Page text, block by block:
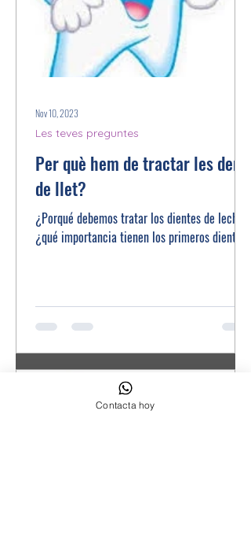
Per què hem de tractar les dents
de llet?
¿Porqué debemos tratar los dientes de leche?
¿qué importancia tienen los primeros dientes?
Les teves preguntes
Nov 10, 2023
Contacta hoy